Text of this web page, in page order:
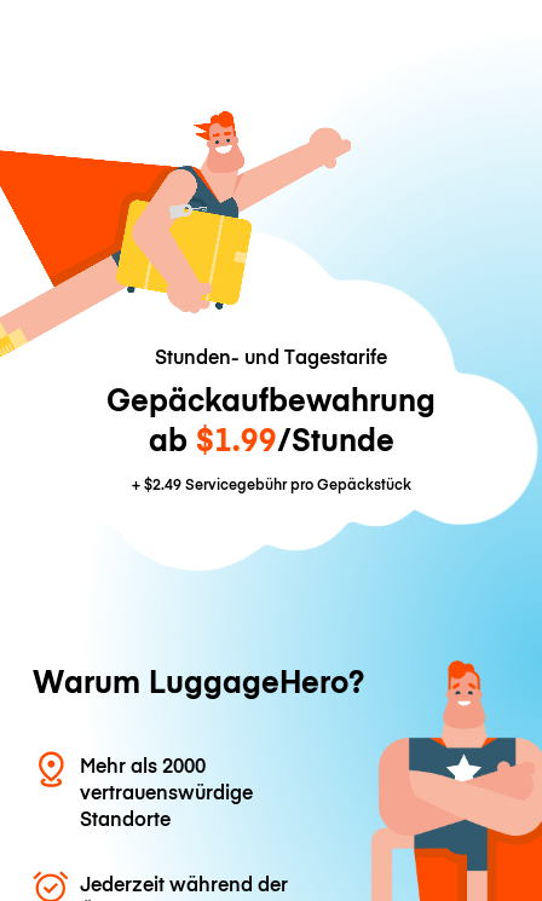
Stunden- und Tagestarife
Gepäckaufbewahrung
ab $1.99/Stunde
+$2.49Servicegebühr pro Gepäckstück
Warum LuggageHero?
Mehr als 2000
vertrauenswürdige
Standorte
Jederzeit während der